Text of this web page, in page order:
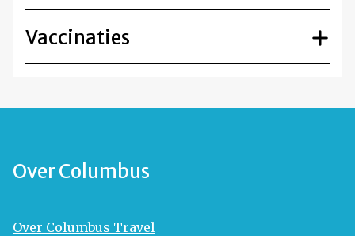
Vaccinaties
Over Columbus
Over Columbus Travel